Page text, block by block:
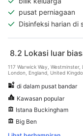
pusat perniagaan
Disinfeksi harian di
8.2 Lokasi luar
117 Warwick Way, Westminster,
London, England, United
di dalam pusat bandar
Kawasan popular
Istana Buckingham
Big Ben